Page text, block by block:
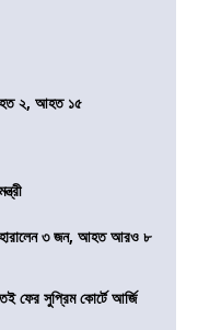
২, আহত ১৫
হারালেন ৩ জন, আহত আরও ৮
ফের সুপ্রিম কোর্টে আর্জি